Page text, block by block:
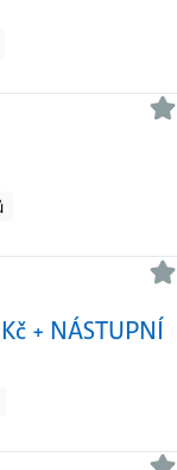
+ NÁSTUPNÍ